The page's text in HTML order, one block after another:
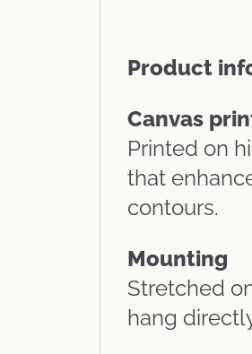
Product
Canvas
Printed on
that
contours.
Mounting
Stretched
hang